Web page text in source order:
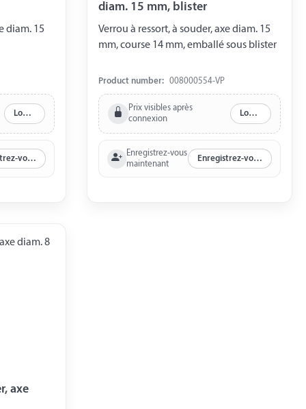
Log in
Enregistrez-vous maintenant
diam. 15 mm, blister
Verrou à ressort, à souder, axe diam. 15
mm, course 14 mm, emballé sous blister
Product number: 008000554-VP
Prix visibles après
connexion
Log in
Enregistrez-vous
maintenant
Enregistrez-vous maintenant